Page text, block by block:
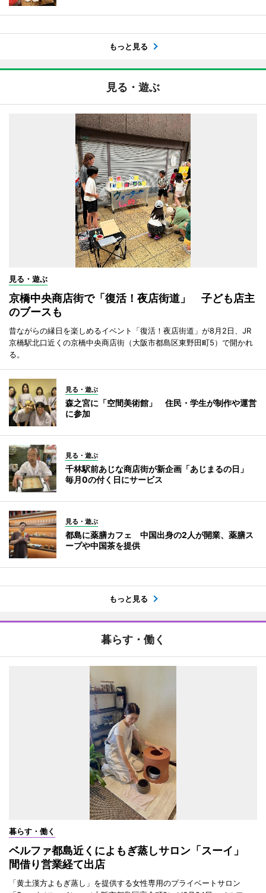
もっと見る
見る・遊ぶ
見る・遊ぶ
京橋中央商店街で「復活！夜店街道」 子ども店主
のブースも
昔ながらの縁日を楽しめるイベント「復活！夜店街道」が8月2日、JR
京橋駅北口近くの京橋中央商店街（大阪市都島区東野田町5）で開かれ
る。
見る・遊ぶ
森之宮に「空間美術館」 住民・学生が制作や運営
に参加
見る・遊ぶ
千林駅前あじな商店街が新企画「あじまるの日」
毎月0の付く日にサービス
見る・遊ぶ
都島に薬膳カフェ 中国出身の2人が開業、薬膳ス
ープや中国茶を提供
もっと見る
暮らす・働く
暮らす・働く
ベルファ都島近くによもぎ蒸しサロン「スーイ」
間借り営業経て出店
「黄土漢方よもぎ蒸し」を提供する女性専用のプライベートサロン